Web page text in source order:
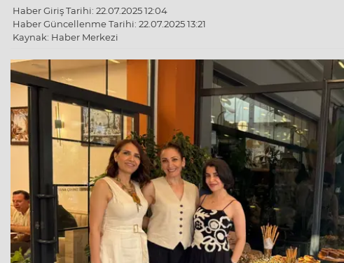
Haber Giriş Tarihi: 22.07.2025 12:04
Haber Güncellenme Tarihi: 22.07.2025 13:21
Kaynak: Haber Merkezi